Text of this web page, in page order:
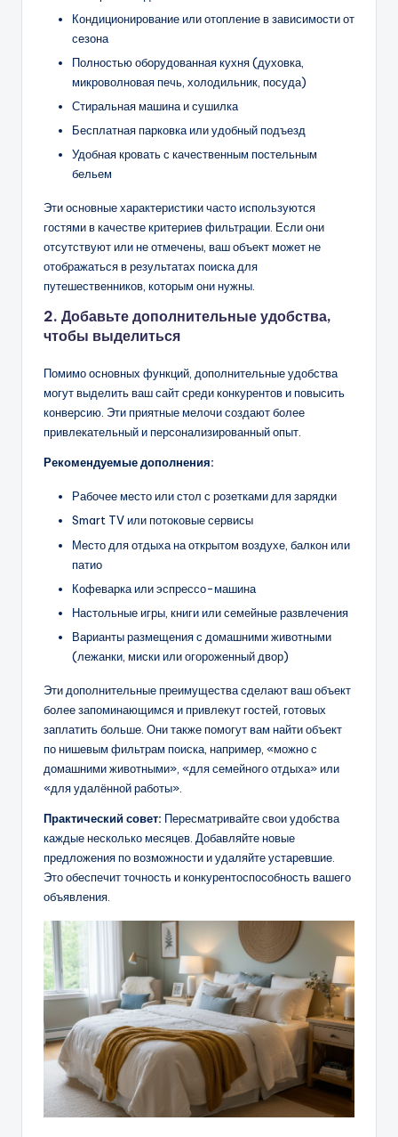
Кондиционирование или отопление в зависимости от
сезона
Полностью оборудованная кухня (духовка,
микроволновая печь, холодильник, посуда)
Стиральная машина и сушилка
Бесплатная парковка или удобный подъезд
Удобная кровать с качественным постельным
бельем
Эти основные характеристики часто используются
гостями в качестве критериев фильтрации. Если они
отсутствуют или не отмечены, ваш объект может не
отображаться в результатах поиска для
путешественников, которым они нужны.
2. Добавьте дополнительные удобства,
чтобы выделиться
Помимо основных функций, дополнительные удобства
могут выделить ваш сайт среди конкурентов и повысить
конверсию. Эти приятные мелочи создают более
привлекательный и персонализированный опыт.
Рекомендуемые дополнения:
Рабочее место или стол с розетками для зарядки
Smart TV или потоковые сервисы
Место для отдыха на открытом воздухе, балкон или
патио
Кофеварка или эспрессо-машина
Настольные игры, книги или семейные развлечения
Варианты размещения с домашними животными
(лежанки, миски или огороженный двор)
Эти дополнительные преимущества сделают ваш объект
более запоминающимся и привлекут гостей, готовых
заплатить больше. Они также помогут вам найти объект
по нишевым фильтрам поиска, например, «можно с
домашними животными», «для семейного отдыха» или
«для удалённой работы».
Практический совет: Пересматривайте свои удобства
каждые несколько месяцев. Добавляйте новые
предложения по возможности и удаляйте устаревшие.
Это обеспечит точность и конкурентоспособность вашего
объявления.